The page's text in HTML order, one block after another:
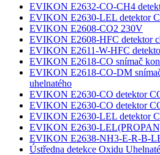
EVIKON E2632-CO-CH4
EVIKON E2630-LEL detektor
EVIKON E2608-CO2 230V
EVIKON E2608-HFC detektor
EVIKON E2611-W-HFC
EVIKON E2618-CO snímač
EVIKON E2618-CO-DM
uhelnatého
EVIKON E2630-CO detektor
EVIKON E2630-CO detektor
EVIKON E2630-LEL detektor
EVIKON E2630-
EVIKON E2638-NH3-E-R-B-
Ústředna detekce Oxidu